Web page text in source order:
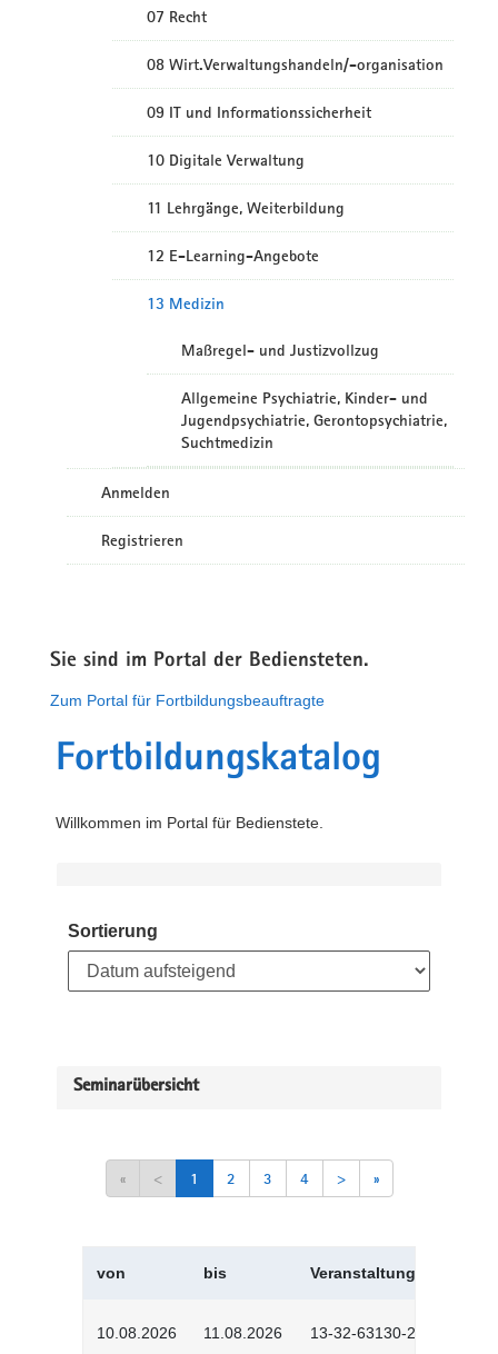
07 Recht
08 Wirt.Verwaltungshandeln/-organisation
09 IT und Informationssicherheit
10 Digitale Verwaltung
11 Lehrgänge, Weiterbildung
12 E-Learning-Angebote
13 Medizin
Maßregel- und Justizvollzug
Allgemeine Psychiatrie, Kinder- und
Jugendpsychiatrie, Gerontopsychiatrie,
Suchtmedizin
Anmelden
Registrieren
Sie sind im Portal der Bediensteten.
Zum Portal für Fortbildungsbeauftragte
Fortbildungskatalog
Willkommen im Portal für Bedienstete.
Sortierung
Seminarübersicht
« < 1 2 3 4 > »
von bis Veranstaltungskürzel
10.08.2026 11.08.2026 13-32-63130-2601